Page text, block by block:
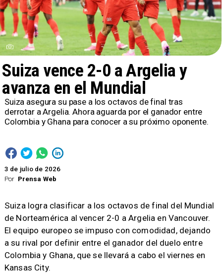
Por Prensa Web
Suiza vence 2-0 a Argelia y
avanza en el Mundial
3 de julio de 2026
Suiza asegura su pase a los octavos de final tras
derrotar a Argelia. Ahora aguarda por el ganador entre
Colombia y Ghana para conocer a su próximo oponente.
Suiza logra clasificar a los octavos de final del Mundial
de Norteamérica al vencer 2-0 a Argelia en Vancouver.
El equipo europeo se impuso con comodidad, dejando
a su rival por definir entre el ganador del duelo entre
Colombia y Ghana, que se llevará a cabo el viernes en
Kansas City.